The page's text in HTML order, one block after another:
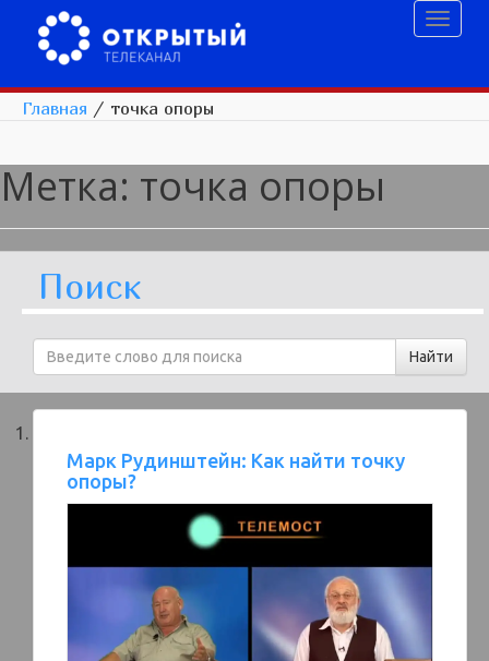
Главная / точка опоры
Метка: точка опоры
Поиск
Марк Рудинштейн: Как найти точку
опоры?